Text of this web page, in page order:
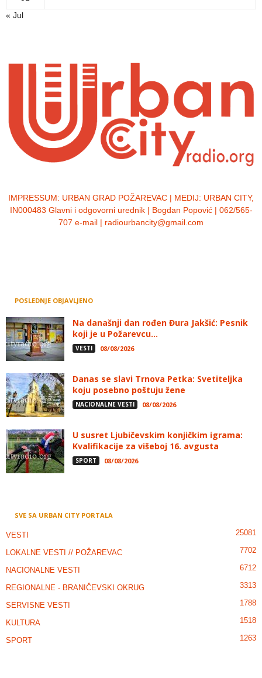
« Jul
IMPRESSUM: URBAN GRAD POŽAREVAC | MEDIJ: URBAN CITY,
IN000483 Glavni i odgovorni urednik | Bogdan Popović | 062/565-
707 e-mail | radiourbancity@gmail.com
POSLEDNJE OBJAVLJENO
Na današnji dan rođen Đura Jakšić: Pesnik
koji je u Požarevcu...
VESTI 08/08/2026
Danas se slavi Trnova Petka: Svetiteljka
koju posebno poštuju žene
NACIONALNE VESTI 08/08/2026
U susret Ljubičevskim konjičkim igrama:
Kvalifikacije za višeboj 16. avgusta
SPORT 08/08/2026
SVE SA URBAN CITY PORTALA
VESTI 25081
LOKALNE VESTI // POŽAREVAC 7702
NACIONALNE VESTI 6712
REGIONALNE - BRANIČEVSKI OKRUG 3313
SERVISNE VESTI 1788
KULTURA 1518
SPORT 1263